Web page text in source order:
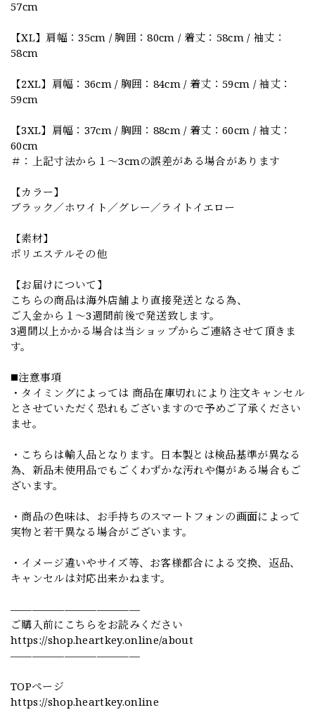
57cm
【XL】肩幅：35cm / 胸囲：80cm / 着丈：58cm / 袖丈：
58cm
【2XL】肩幅：36cm / 胸囲：84cm / 着丈：59cm / 袖丈：
59cm
【3XL】肩幅：37cm / 胸囲：88cm / 着丈：60cm / 袖丈：
60cm
＃：上記寸法から１～3cmの誤差がある場合があります
【カラー】
ブラック／ホワイト／グレー／ライトイエロー
【素材】
ポリエステルその他
【お届けについて】
こちらの商品は海外店舗より直接発送となる為、
ご入金から１～3週間前後で発送致します。
3週間以上かかる場合は当ショップからご連絡させて頂きま
す。
◼️注意事項
・タイミングによっては 商品在庫切れにより注文キャンセル
とさせていただく恐れもございますので予めご了承ください
ませ。
・こちらは輸入品となります。日本製とは検品基準が異なる
為、新品未使用品でもごくわずかな汚れや傷がある場合もご
ざいます。
・商品の色味は、お手持ちのスマートフォンの画面によって
実物と若干異なる場合がございます。
・イメージ違いやサイズ等、お客様都合による交換、返品、
キャンセルは対応出来かねます。
————————————
ご購入前にこちらをお読みください
https://shop.heartkey.online/about
————————————
TOPページ
https://shop.heartkey.online